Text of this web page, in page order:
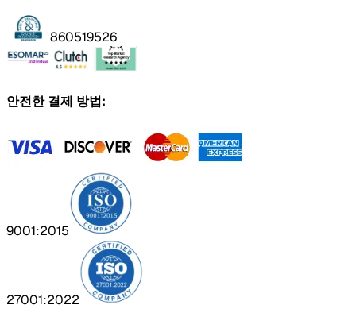
860519526
안전한 결제 방법:
9001:2015
27001:2022